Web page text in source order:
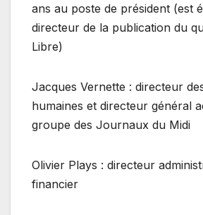
ans au poste de président (est
directeur de la publication du
Libre)
Jacques Vernette : directeur
humaines et directeur général
groupe des Journaux du Midi
Olivier Plays : directeur
financier